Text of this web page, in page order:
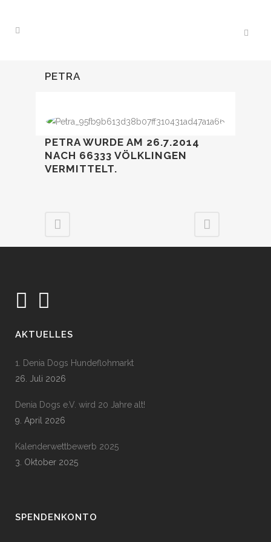
PETRA
PETRA WURDE AM 26.7.2014
NACH 66333 VÖLKLINGEN
VERMITTELT.
AKTUELLES
1. Denia Dogs Hundeflohmarkt
26. Juli 2026
Denia Dogs e.V. wird 20 Jahre alt!
9. April 2026
Kalenderwettbewerb 2025
3. Oktober 2025
SPENDENKONTO